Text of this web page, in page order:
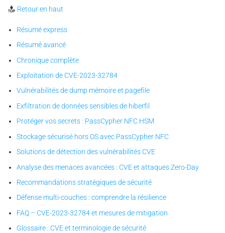
Retour en haut
Résumé express
Résumé avancé
Chronique complète
Exploitation de CVE-2023-32784
Vulnérabilités de dump mémoire et pagefile
Exfiltration de données sensibles de hiberfil
Protéger vos secrets : PassCypher NFC HSM
Stockage sécurisé hors OS avec PassCypher NFC
Solutions de détection des vulnérabilités CVE
Analyse des menaces avancées : CVE et attaques Zero-Day
Recommandations stratégiques de sécurité
Défense multi-couches : comprendre la résilience
FAQ – CVE-2023-32784 et mesures de mitigation
Glossaire : CVE et terminologie de sécurité